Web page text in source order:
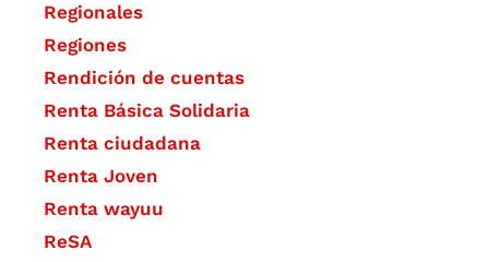
Regionales
Regiones
Rendición de cuentas
Renta Básica Solidaria
Renta ciudadana
Renta Joven
Renta wayuu
ReSA